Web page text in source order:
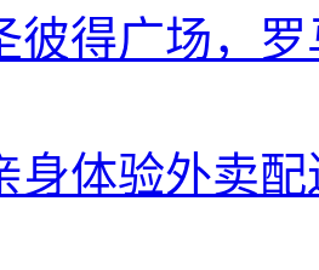
彼得广场，
身体验外卖